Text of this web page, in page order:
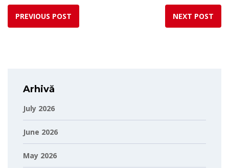
PREVIOUS POST NEXT POST
Arhivă
July 2026
June 2026
May 2026